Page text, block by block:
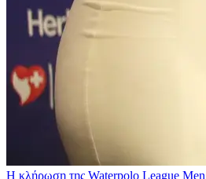
Η κλήρωση της Waterpolo League Men